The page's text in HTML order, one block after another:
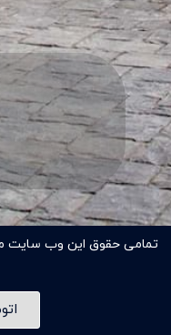
تمامی حقوق این وب سایت